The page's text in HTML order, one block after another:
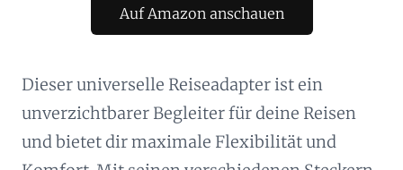
Auf Amazon anschauen
Dieser universelle Reiseadapter ist ein
unverzichtbarer Begleiter für deine Reisen
und bietet dir maximale Flexibilität und